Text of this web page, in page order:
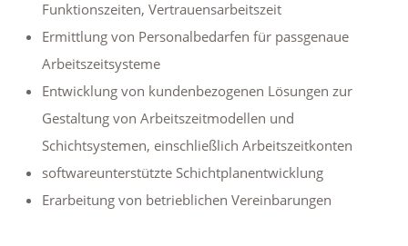
Funktionszeiten, Vertrauensarbeitszeit
Ermittlung von Personalbedarfen für passgenaue
Arbeitszeitsysteme
Entwicklung von kundenbezogenen Lösungen zur
Gestaltung von Arbeitszeitmodellen und
Schichtsystemen, einschließlich Arbeitszeitkonten
softwareunterstützte Schichtplanentwicklung
Erarbeitung von betrieblichen Vereinbarungen